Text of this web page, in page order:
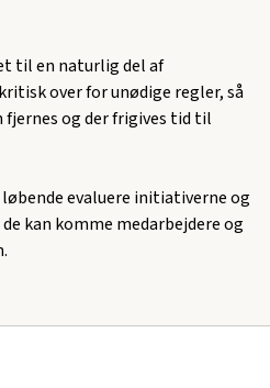
til en naturlig del af
over for unødige regler, så
og der frigives tid til
evaluere initiativerne og
kan komme medarbejdere og